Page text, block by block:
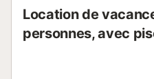
Location de
personnes, avec